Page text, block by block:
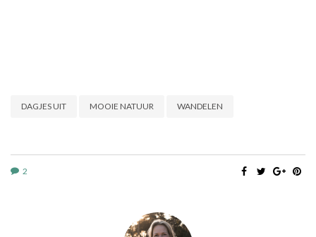
DAGJES UIT MOOIE NATUUR WANDELEN
2